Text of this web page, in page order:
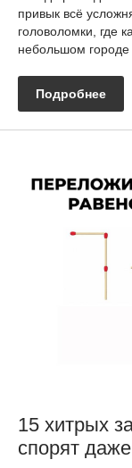
привык всё
головоломки, где
небольшом городе
Подробнее
15 хитрых
спорят